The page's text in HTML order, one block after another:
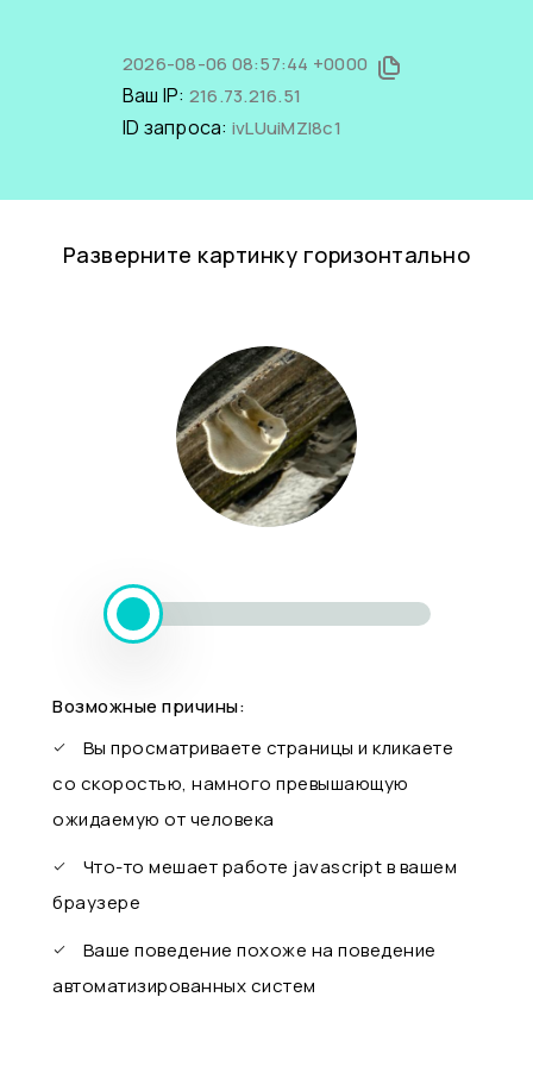
2026-08-06 08:57:44 +0000
Ваш IP: 216.73.216.51
ID запроса: ivLUuiMZI8c1
Разверните картинку горизонтально
Возможные причины:
Вы просматриваете страницы и кликаете
со скоростью, намного превышающую
ожидаемую от человека
Что-то мешает работе javascript в вашем
браузере
Ваше поведение похоже на поведение
автоматизированных систем